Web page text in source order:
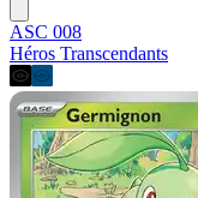
ASC 008
Héros Transcendants